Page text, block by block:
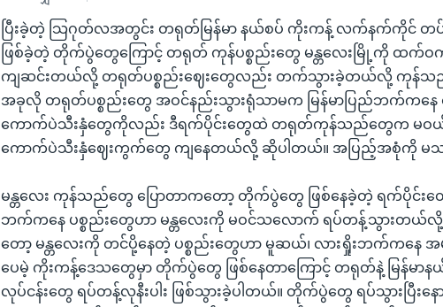
ပြီးခဲ့တဲ့ သြဂုတ်လအတွင်း တရုတ်မြန်မာ နယ်စပ် ကိုးကန့် လက်နက်ကိုင် တပ်
ဖြစ်ခဲ့တဲ့ တိုက်ပွဲတွေကြောင့် တရုတ် ကုန်ပစ္စည်းတွေ မန္တလေးမြို့ကို ထက်ဝက်
ကျဆင်းတယ်လို့ တရုတ်ပစ္စည်းဈေးတွေလည်း တက်သွားခဲ့တယ်လို့ ကုန်သည်
အခုလို တရုတ်ပစ္စည်းတွေ အဝင်နည်းသွားရုံသာမက မြန်မာပြည်ဘက်ကနေ
ကောက်ပဲသီးနှံတွေကိုလည်း ဒီရက်ပိုင်းတွေထဲ တရုတ်ကုန်သည်တွေက မဝယ်
ကောက်ပဲသီးနှံဈေးကွက်တွေ ကျနေတယ်လို့ ဆိုပါတယ်။ အပြည့်အစုံကို မသ
မန္တလေး ကုန်သည်တွေ ပြောတာကတော့ တိုက်ပွဲတွေ ဖြစ်နေခဲ့တဲ့ ရက်ပိုင်
ဘက်ကနေ ပစ္စည်းတွေဟာ မန္တလေးကို မဝင်သလောက် ရပ်တန့်သွားတယ်
တော့ မန္တလေးကို တင်ပို့နေတဲ့ ပစ္စည်းတွေဟာ မူဆယ်၊ လားရှိုးဘက်ကနေ အမ
ပေမဲ့ ကိုးကန့်ဒေသတွေမှာ တိုက်ပွဲတွေ ဖြစ်နေတာကြောင့် တရုတ်နဲ့ မြန်မာ
လုပ်ငန်းတွေ ရပ်တန့်လုနီးပါး ဖြစ်သွားခဲ့ပါတယ်။ တိုက်ပွဲတွေ ရပ်သွားပြီး